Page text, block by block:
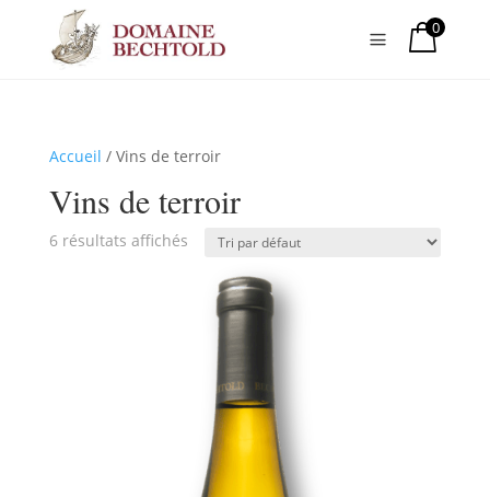
a 0
Accueil / Vins de terroir
Vins de terroir
6 résultats affichés